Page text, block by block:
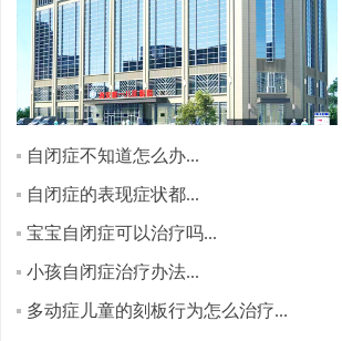
自闭症不知道怎么办...
自闭症的表现症状都...
宝宝自闭症可以治疗吗...
小孩自闭症治疗办法...
多动症儿童的刻板行为怎么治疗...